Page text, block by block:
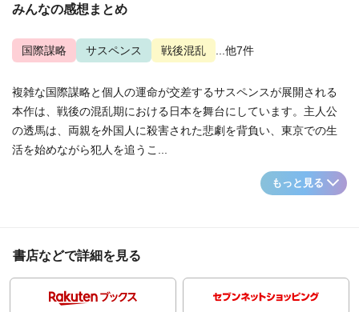
みんなの感想まとめ
国際謀略 サスペンス 戦後混乱 ...他7件
複雑な国際謀略と個人の運命が交差するサスペンスが展開される
本作は、戦後の混乱期における日本を舞台にしています。主人公
の透馬は、両親を外国人に殺害された悲劇を背負い、東京での生
活を始めながら犯人を追うこ...
もっと見る
書店などで詳細を見る